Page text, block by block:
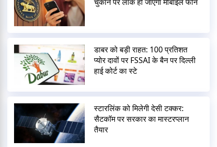
डाबर को बड़ी राहत: 100 प्रतिशत
प्योर दावों पर FSSAI के बैन पर दिल्ली
हाई कोर्ट का स्टे
स्टारलिंक को मिलेगी देसी टक्कर:
सैटकॉम पर सरकार का मास्टरप्लान
तैयार